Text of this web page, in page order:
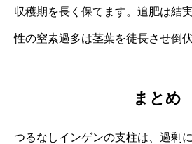
収穫期を長く保てます。追肥は結
性の窒素過多は茎葉を徒長させ倒
まとめ
つるなしインゲンの支柱は、過剰